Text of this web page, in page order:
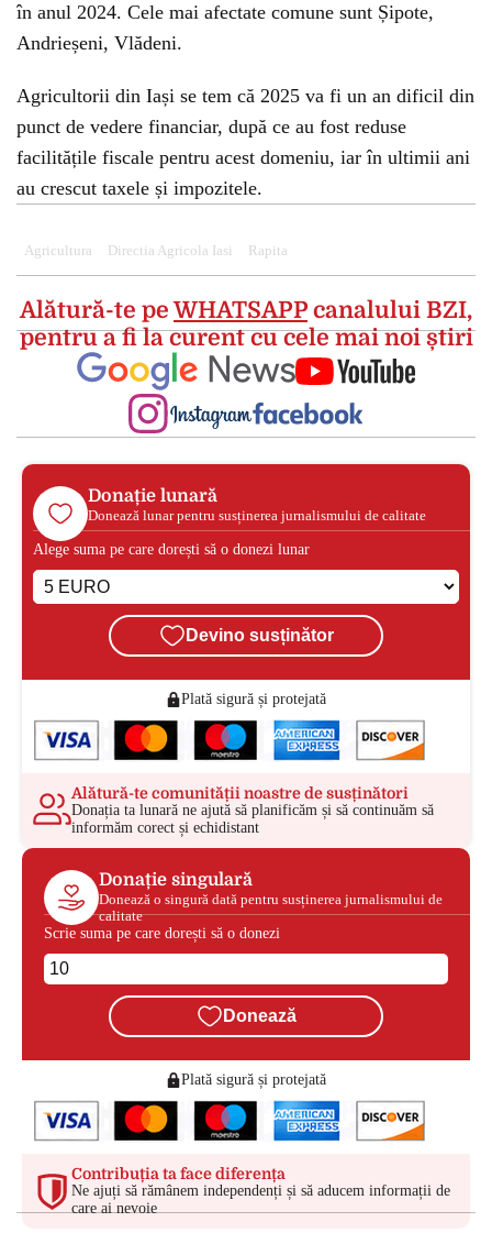
în anul 2024. Cele mai afectate comune sunt Șipote,
Andrieșeni, Vlădeni.
Agricultorii din Iași se tem că 2025 va fi un an dificil din
punct de vedere financiar, după ce au fost reduse
facilitățile fiscale pentru acest domeniu, iar în ultimii ani
au crescut taxele și impozitele.
Agricultura Directia Agricola Iasi Rapita
Alătură-te peWHATSAPPcanalului BZI,
pentru a fi la curent cu cele mai noi știri
Donație lunară
Donează lunar pentru susținerea jurnalismului de calitate
Alege suma pe care dorești să o donezi lunar
Devino susținător
Plată sigură și protejată
Alătură-te comunității noastre de susținători
Donația ta lunară ne ajută să planificăm și să continuăm să
informăm corect și echidistant
Donație singulară
Donează o singură dată pentru susținerea jurnalismului de
calitate
Scrie suma pe care dorești să o donezi
Donează
Plată sigură și protejată
Contribuția ta face diferența
Ne ajuți să rămânem independenți și să aducem informații de
care ai nevoie